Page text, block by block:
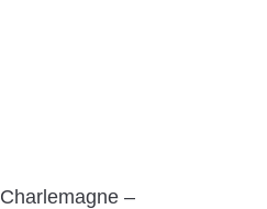
Charlemagne –